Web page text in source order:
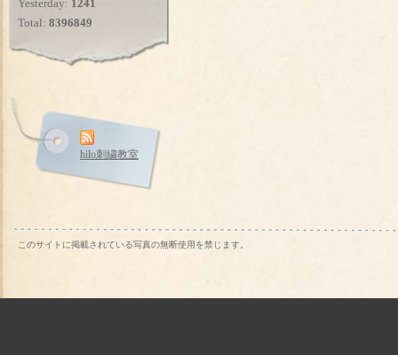
Yesterday: 1241
Total: 8396849
hilo刺繍教室
このサイトに掲載されている写真の無断使用を禁じます。